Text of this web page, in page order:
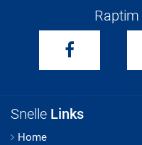
Raptim
Snelle Links
Home